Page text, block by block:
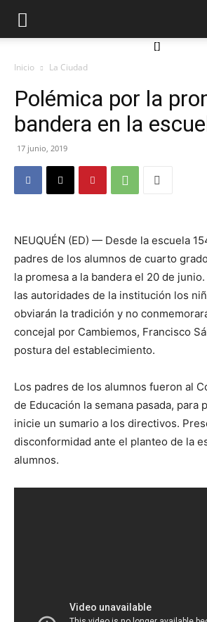
[]
Inicio La Ciudad
Polémica por la
bandera en la
17 junio, 2019
NEUQUÉN (ED) — Desde la escuela
padres de los alumnos de cuarto
la promesa a la bandera el 20 de
las autoridades de la institución los
obviarán la tradición y no
concejal por Cambiemos, Francisco
postura del establecimiento.
Los padres de los alumnos fueron al
de Educación la semana pasada, para
inicie un sumario a los directivos.
disconformidad ante el planteo de la
alumnos.